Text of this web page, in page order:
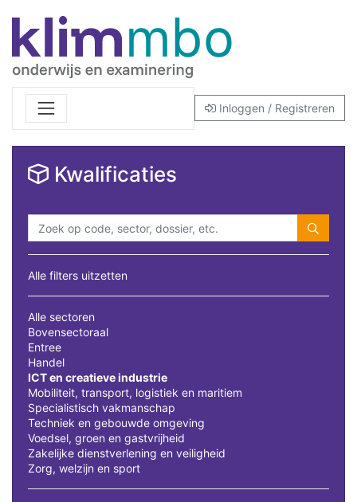
Inloggen / Registreren
Kwalificaties
Alle filters uitzetten
Alle sectoren
Bovensectoraal
Entree
Handel
ICT en creatieve industrie
Mobiliteit, transport, logistiek en maritiem
Specialistisch vakmanschap
Techniek en gebouwde omgeving
Voedsel, groen en gastvrijheid
Zakelijke dienstverlening en veiligheid
Zorg, welzijn en sport